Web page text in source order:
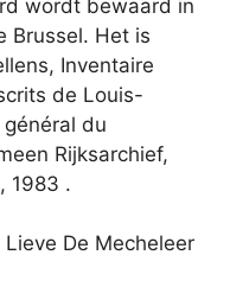
wordt bewaard in
Brussel. Het is
Inventaire
de Louis-
du
Rijksarchief,
1983 .
Lieve De Mecheleer